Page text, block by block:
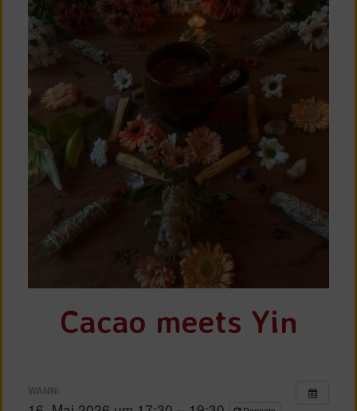
Cacao meets Yin
WANN: